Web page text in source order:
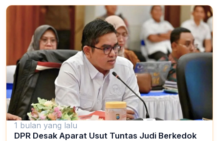
1 bulan yang lalu
DPR Desak Aparat Usut Tuntas Judi Berkedok